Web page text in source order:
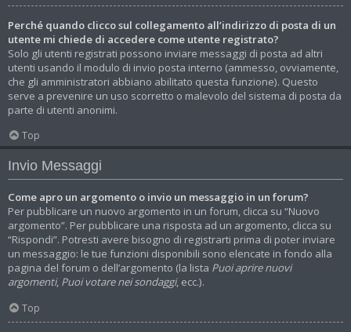
Perché quando clicco sul collegamento all’indirizzo di posta di un
utente mi chiede di accedere come utente registrato?
Solo gli utenti registrati possono inviare messaggi di posta ad altri
utenti usando il modulo di invio posta interno (ammesso, ovviamente,
che gli amministratori abbiano abilitato questa funzione). Questo
serve a prevenire un uso scorretto o malevolo del sistema di posta da
parte di utenti anonimi.
Top
Invio Messaggi
Come apro un argomento o invio un messaggio in un forum?
Per pubblicare un nuovo argomento in un forum, clicca su “Nuovo
argomento”. Per pubblicare una risposta ad un argomento, clicca su
“Rispondi”. Potresti avere bisogno di registrarti prima di poter inviare
un messaggio: le tue funzioni disponibili sono elencate in fondo alla
pagina del forum o dell’argomento (la lista Puoi aprire nuovi
argomenti, Puoi votare nei sondaggi, ecc.).
Top